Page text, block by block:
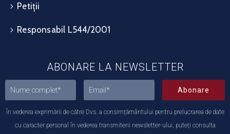
Petiții
Responsabil L544/2001
ABONARE LA NEWSLETTER
Abonare
În vederea exprimării de către Dvs. a consimțământului pentru prelucrarea de date
cu caracter personal în vederea transmiterii newsletter-ului, puteți consulta